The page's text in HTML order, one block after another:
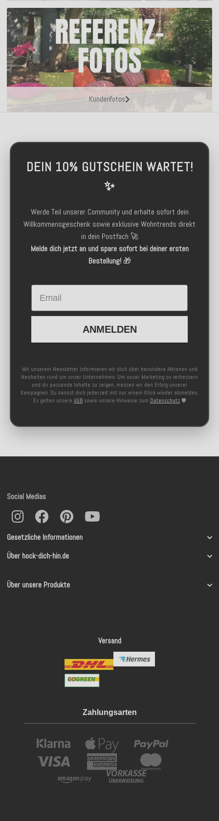
Kundenfotos
DEIN 10% GUTSCHEIN WARTET!
✨
Werde Teil unserer Community und erhalte sofort dein
Willkommensgeschenk sowie exklusive Wohntrends direkt
in dein Postfach 🚀
Melde dich jetzt an und spare sofort bei deiner ersten
Bestellung!🎁
Email
ANMELDEN
Mit unserem Newsletter informieren wir dich über besondere Aktionen und
Neuheiten rund um unser Unternehmen. Um unser Marketing zu verbessern
und dir passende Inhalte zu zeigen, messen wir den Erfolg unserer
Kampagnen. Du kannst dich jederzeit mit nur einem Klick wieder abmelden.
Es gelten unsere AGB sowie unsere Hinweise zum Datenschutz 🛡️
Gesetzliche Informationen
Über hock-dich-hin.de
Über unsere Produkte
Social Medias
Versand
Zahlungsarten